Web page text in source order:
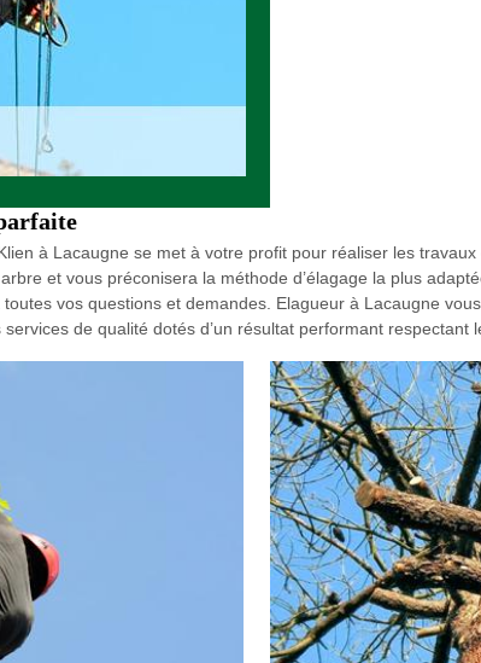
à Lacaugne se met à votre profit pour réaliser les
et vous préconisera la méthode d’élagage la plus
vos questions et demandes. Elagueur à Lacaugne
de qualité dotés d’un résultat performant respectant